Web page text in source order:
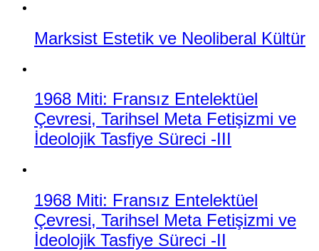
Marksist Estetik ve Neoliberal Kültür
1968 Miti: Fransız Entelektüel
Çevresi, Tarihsel Meta Fetişizmi ve
İdeolojik Tasfiye Süreci -III
1968 Miti: Fransız Entelektüel
Çevresi, Tarihsel Meta Fetişizmi ve
İdeolojik Tasfiye Süreci -II